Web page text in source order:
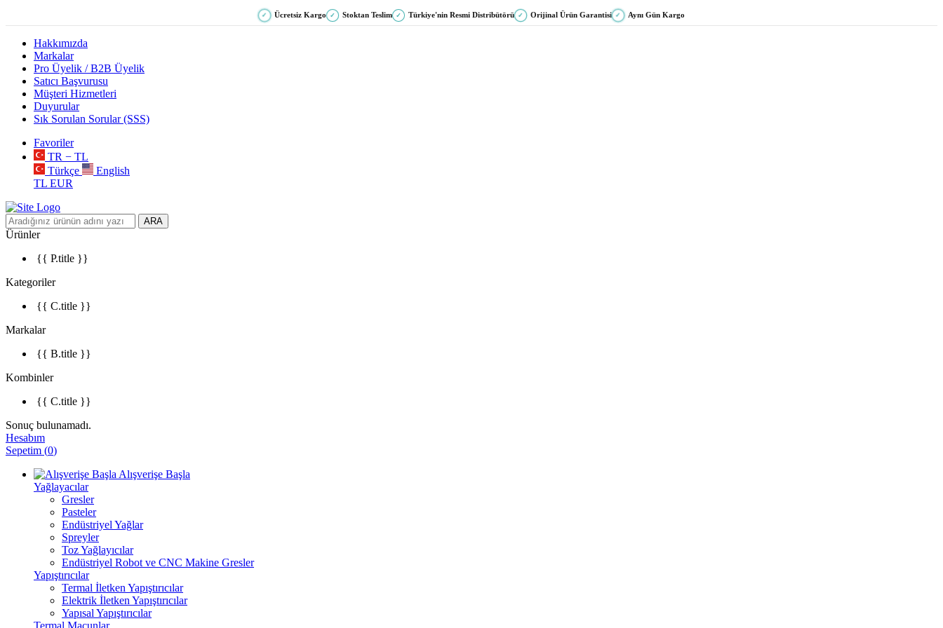
✓ Ücretsiz Kargo ✓ Stoktan Teslim ✓ Türkiye'nin Resmi Distribütörü ✓ Orijinal Ürün Garantisi ✓ Aynı Gün Kargo
Hakkımızda
Markalar
Pro Üyelik / B2B Üyelik
Satıcı Başvurusu
Müşteri Hizmetleri
Duyurular
Sık Sorulan Sorular (SSS)
Favoriler
TR − TL
Türkçe
English
TL EUR
ARA
Ürünler
{{ P.title }}
Kategoriler
{{ C.title }}
Markalar
{{ B.title }}
Kombinler
{{ C.title }}
Sonuç bulunamadı.
Hesabım
Sepetim (0)
Alışverişe Başla
Yağlayacılar
Gresler
Pasteler
Endüstriyel Yağlar
Spreyler
Toz Yağlayıcılar
Endüstriyel Robot ve CNC Makine Gresler
Yapıştırıcılar
Termal İletken Yapıştırıcılar
Elektrik İletken Yapıştırıcılar
Yapısal Yapıştırıcılar
Termal Macunlar